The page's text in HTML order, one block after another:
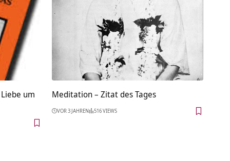
um
Meditation – Zitat des Tages
VOR 3 JAHREN 516 VIEWS